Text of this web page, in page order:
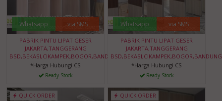
Whatsapp via SMS
PABRIK PINTU LIPAT GESER
JAKARTA,TANGGERANG
BSD,BEKASI,CIKAMPEK,BOGOR,BANDUNG,BANTEN
*Harga Hubungi CS
Ready Stock
Whatsapp via SMS
PABRIK PINTU LIPAT GESER
JAKARTA,TANGGERANG
*Harga Hubungi CS
Ready Stock
QUICK ORDER QUICK ORDER